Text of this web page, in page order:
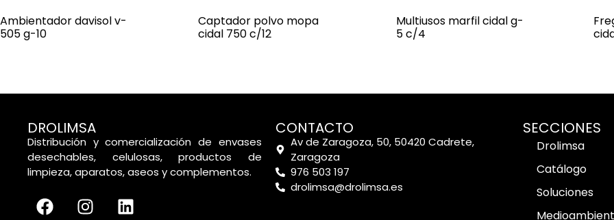
Ambientador davisol v-
505 g-10
Captador polvo mopa
cidal 750 c/12
Multiusos marfil cidal g-
5 c/4
DROLIMSA
Distribución y comercialización de envases
desechables, celulosas, productos de
limpieza, aparatos, aseos y complementos.
CONTACTO
Av de Zaragoza, 50, 50420 Cadrete,
Zaragoza
976 503 197
drolimsa@drolimsa.es
SECCIONES
Drolimsa
Catálogo
Soluciones